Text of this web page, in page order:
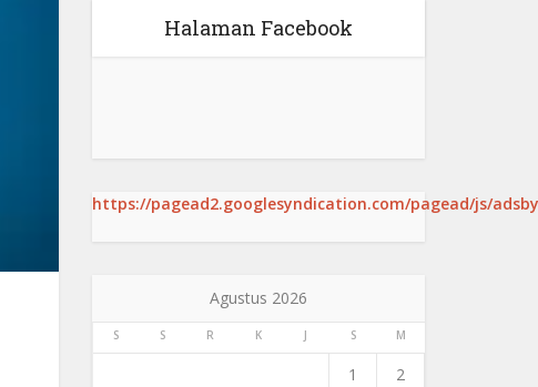
Halaman Facebook
https://pagead2.googlesyndication.com/pagead/js/
Agustus 2026
S S R K J S M
1 2